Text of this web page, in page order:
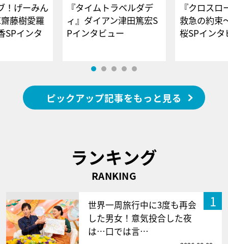
！げーみん
藤樹愛羅
SPインタ
『タイムトラベルダデ
ィ』ダイアン津田篤宏S
Pインタビュー
『クロス
救急の約束
桜SPイ
ピックアップ記事をもっと見る
ランキング
RANKING
1
世界一周旅行中に3度も再会
した男女！意気投合した夜
は…口では言…